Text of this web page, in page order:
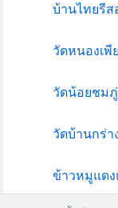
บ้านไทยรีส
วัดหนองเพี
วัดน้อยชมภู่
วัดบ้านกร่า
ข้าวหมูแด